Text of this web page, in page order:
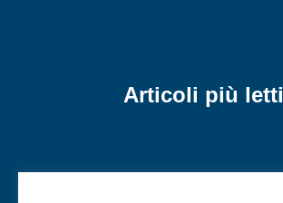
Articoli più letti